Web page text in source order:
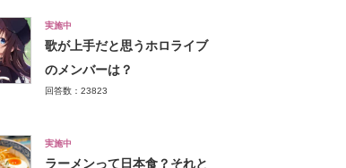
実施中
歌が上手だと思うホロライブ
のメンバーは？
回答数：23823
実施中
ラーメンって日本食？それと